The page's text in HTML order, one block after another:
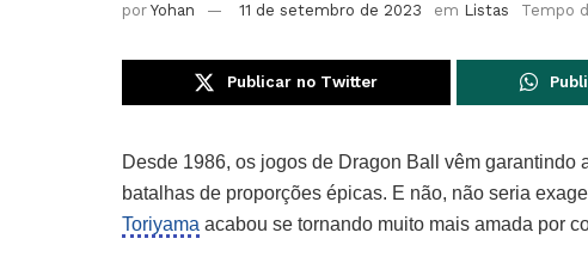
por Yohan 11 de setembro de 2023 em Listas Tempo
Publicar no Twitter
Desde 1986, os jogos de Dragon Ball vêm garantindo
batalhas de proporções épicas. E não, não seria
Toriyama acabou se tornando muito mais amada por